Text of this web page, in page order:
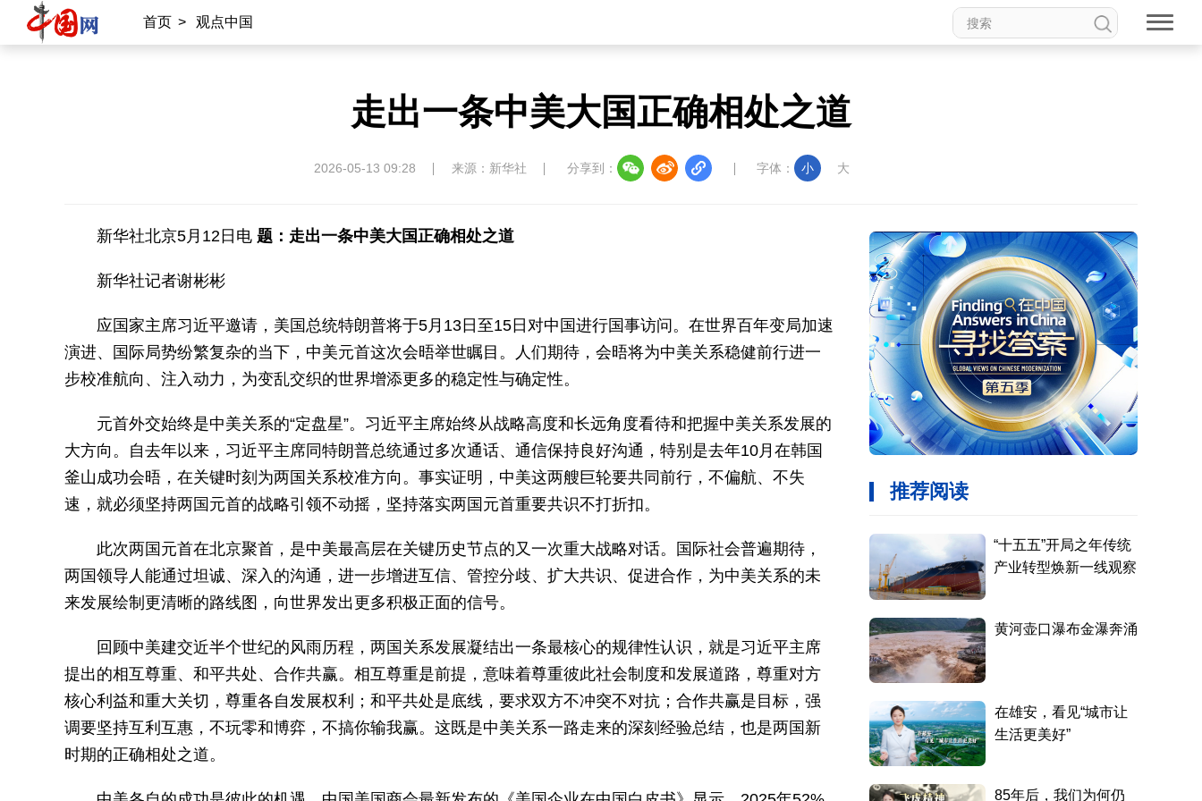
首页 > 观点中国
走出一条中美大国正确相处之道
2026-05-13 09:28 来源：新华社 分享到： 字体： 小 大
新华社北京5月12日电 题：走出一条中美大国正确相处之道
新华社记者谢彬彬
应国家主席习近平邀请，美国总统特朗普将于5月13日至15日对中国进行国事访问。在世界百年变局加速
演进、国际局势纷繁复杂的当下，中美元首这次会晤举世瞩目。人们期待，会晤将为中美关系稳健前行进一
步校准航向、注入动力，为变乱交织的世界增添更多的稳定性与确定性。
元首外交始终是中美关系的“定盘星”。习近平主席始终从战略高度和长远角度看待和把握中美关系发展的
大方向。自去年以来，习近平主席同特朗普总统通过多次通话、通信保持良好沟通，特别是去年10月在韩国
釜山成功会晤，在关键时刻为两国关系校准方向。事实证明，中美这两艘巨轮要共同前行，不偏航、不失
速，就必须坚持两国元首的战略引领不动摇，坚持落实两国元首重要共识不打折扣。
此次两国元首在北京聚首，是中美最高层在关键历史节点的又一次重大战略对话。国际社会普遍期待，
两国领导人能通过坦诚、深入的沟通，进一步增进互信、管控分歧、扩大共识、促进合作，为中美关系的未
来发展绘制更清晰的路线图，向世界发出更多积极正面的信号。
回顾中美建交近半个世纪的风雨历程，两国关系发展凝结出一条最核心的规律性认识，就是习近平主席
提出的相互尊重、和平共处、合作共赢。相互尊重是前提，意味着尊重彼此社会制度和发展道路，尊重对方
核心利益和重大关切，尊重各自发展权利；和平共处是底线，要求双方不冲突不对抗；合作共赢是目标，强
调要坚持互利互惠，不玩零和博弈，不搞你输我赢。这既是中美关系一路走来的深刻经验总结，也是两国新
时期的正确相处之道。